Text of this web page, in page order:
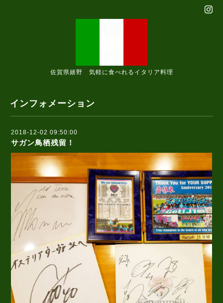
佐賀県嬉野 気軽に食べれるイタリア料理
インフォメーション
2018-12-02 09:50:00
サガン鳥栖残留！